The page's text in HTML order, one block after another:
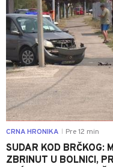
CRNA HRONIKA Pre 12 min
SUDAR KOD BRČKOG:
ZBRINUT U BOLNICI,